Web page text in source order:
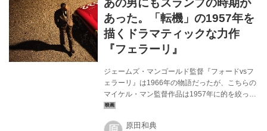
ンナップされる。 デザインにはFerrariに使われ
ているメタリックグレー...
あの男にもスランプの時期が
あった。「転機」の1957年を
描くドラマティックな力作
『フェラーリ』
ジェームズ・マンゴールド監督『フォードvsフ
ェラーリ』は1966年の物語だったが、こちらの
マイケル・マン監督作品は1957年に的を絞って
いる。この57年、自動車メーカー「フェラー
にあった。経営は悪化し、息子の死もあってか
原田和典